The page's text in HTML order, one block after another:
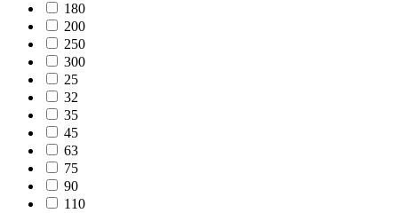
180
200
250
300
25
32
35
45
63
75
90
110